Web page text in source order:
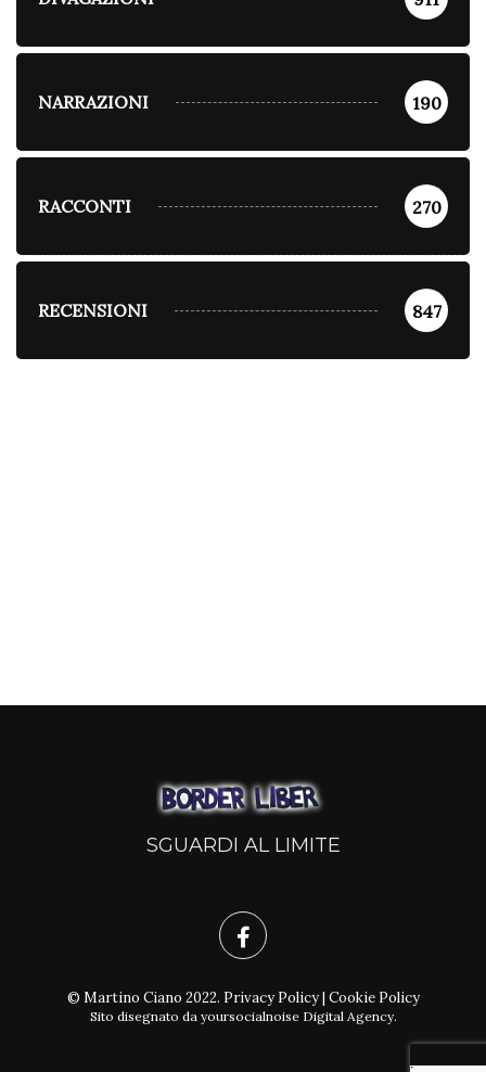
NARRAZIONI 190
RACCONTI 270
RECENSIONI 847
SGUARDI AL LIMITE
© Martino Ciano 2022. Privacy Policy| Cookie Policy
Sito disegnato da yoursocialnoise Digital Agency.